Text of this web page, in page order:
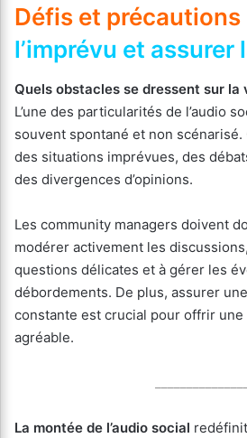
Défis et précautions
l’imprévu et assurer
Quels obstacles se dressent sur la
L’une des particularités de l’audio
souvent spontané et non
des situations imprévues, des
des divergences d’opinions.
Les community managers doivent
modérer activement les
questions délicates et à gérer les
débordements. De plus, assurer
constante est crucial pour offrir une
agréable.
La montée de l’audio social